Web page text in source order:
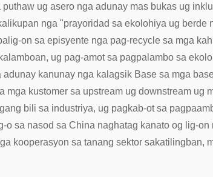
ug asero nga adunay mas bukas ug
nga "prayoridad sa ekolohiya ug berde
on sa episyente nga pag-recycle sa mga
ug pag-amot sa pagpalambo sa
kanunay nga kalagsik Base sa mga
kustomer sa upstream ug downstream ug
bili sa industriya, ug pagkab-ot sa
sa nasod sa China naghatag kanato og lig-on
kooperasyon sa tanang sektor sakatilingban,